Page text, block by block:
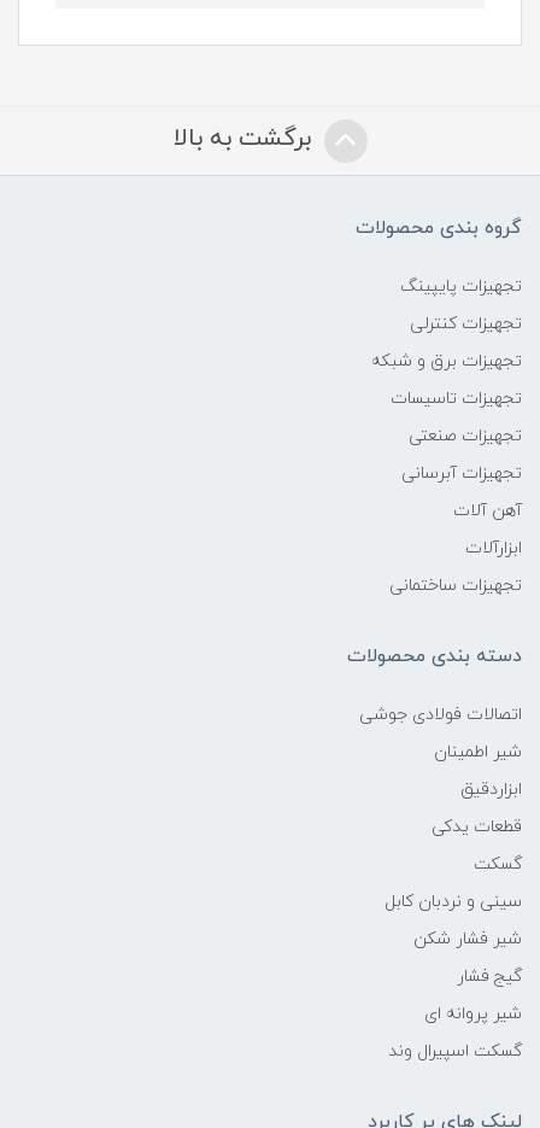
برگشت به بالا
گروه بندی محصولات
تجهیزات پایپینگ
تجهیزات کنترلی
تجهیزات برق و شبکه
تجهیزات تاسیسات
تجهیزات صنعتی
تجهیزات آبرسانی
آهن آلات
ابزارآلات
تجهیزات ساختمانی
دسته بندی محصولات
اتصالات فولادی جوشی
شیر اطمینان
ابزاردقیق
قطعات یدکی
گسکت
سینی و نردبان کابل
شیر فشار شکن
گیج فشار
شیر پروانه ای
گسکت اسپیرال وند
لینک های پر کاربرد